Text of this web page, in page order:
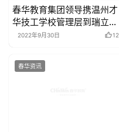
春华教育集团领导携温州才
华技工学校管理层到瑞立集
团参观交流
2022年9月30日 12
春华资讯